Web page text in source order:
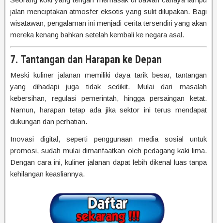
jalan menciptakan atmosfer eksotis yang sulit dilupakan. Bagi
wisatawan, pengalaman ini menjadi cerita tersendiri yang akan
mereka kenang bahkan setelah kembali ke negara asal.
7. Tantangan dan Harapan ke Depan
Meski kuliner jalanan memiliki daya tarik besar, tantangan
yang dihadapi juga tidak sedikit. Mulai dari masalah
kebersihan, regulasi pemerintah, hingga persaingan ketat.
Namun, harapan tetap ada jika sektor ini terus mendapat
dukungan dan perhatian.
Inovasi digital, seperti penggunaan media sosial untuk
promosi, sudah mulai dimanfaatkan oleh pedagang kaki lima.
Dengan cara ini, kuliner jalanan dapat lebih dikenal luas tanpa
kehilangan keasliannya.